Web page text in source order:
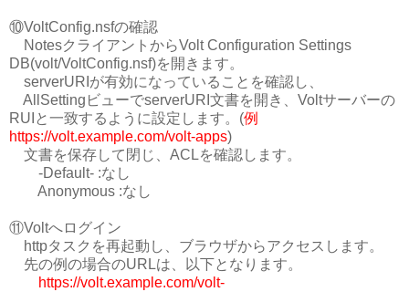
⑩VoltConfig.nsfの確認
NotesクライアントからVolt Configuration Settings
DB(volt/VoltConfig.nsf)を開きます。
serverURIが有効になっていることを確認し、
AllSettingビューでserverURI文書を開き、Voltサーバーの
RUIと一致するように設定します。(例
https://volt.example.com/volt-apps)
文書を保存して閉じ、ACLを確認します。
-Default- :なし
Anonymous :なし
⑪Voltへログイン
httpタスクを再起動し、ブラウザからアクセスします。
先の例の場合のURLは、以下となります。
https://volt.example.com/volt-